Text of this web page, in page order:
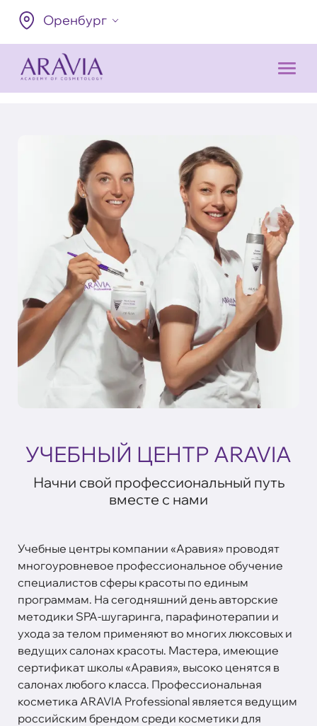
Оренбург
УЧЕБНЫЙ ЦЕНТР ARAVIA
Начни свой профессиональный путь
вместе с нами
Учебные центры компании «Аравия» проводят
многоуровневое профессиональное обучение
специалистов сферы красоты по единым
программам. На сегодняшний день авторские
методики SPA-шугаринга, парафинотерапии и
ухода за телом применяют во многих люксовых и
ведущих салонах красоты. Мастера, имеющие
сертификат школы «Аравия», высоко ценятся в
салонах любого класса. Профессиональная
косметика ARAVIA Professional является ведущим
российским брендом среди косметики для